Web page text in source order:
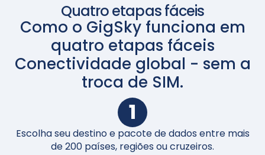
Quatro etapas fáceis
Como o GigSky funciona em
quatro etapas fáceis
Conectividade global - sem a
troca de SIM.
1
Escolha seu destino e pacote de dados entre mais
de 200 países, regiões ou cruzeiros.